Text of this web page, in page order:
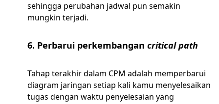
sehingga perubahan jadwal pun semakin
mungkin terjadi.
6. Perbarui perkembangan critical path
Tahap terakhir dalam CPM adalah memperbarui
diagram jaringan setiap kali kamu menyelesaikan
tugas dengan waktu penyelesaian yang